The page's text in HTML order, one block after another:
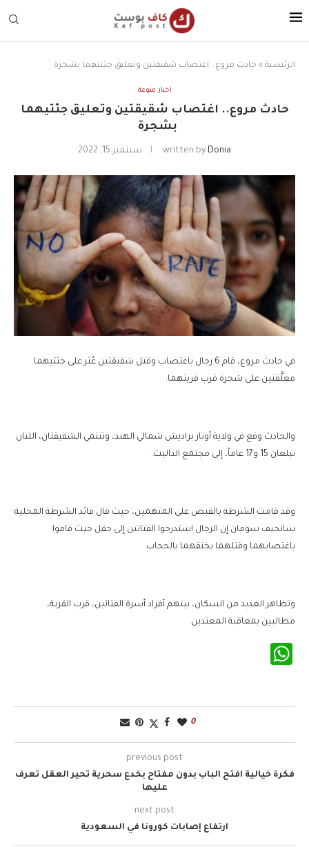
الرئيسية » حادث مروع.. اغتصاب شقيقتين وتعليق جثتيهما بشجرة
اخبار منوعة
حادث مروع.. اغتصاب شقيقتين وتعليق جثتيهما
بشجرة
written by Donia سبتمبر 15, 2022
في حادث مروع، قام 6 رجال باغتصاب وقتل شقيقتين عُثر على جثتيهما
معلَّقتين على شجرة قرب قريتهما.
والحادث وقع في ولاية أوتار براديش شمالي الهند، وتنتمي الشقيقتان، اللتان
تبلغان 15 و17 عاماً، إلى مجتمع الداليت.
وقد قامت الشرطة بالقبض على المتهمين، حيث قال قائد الشرطة المحلية
سانجيف سومان إن الرجال استدرجوا الفتاتين إلى حقل حيث قاموا
باغتصابهما وقتلهما بخنقهما بالحجاب.
وتظاهر العديد من السكان، بينهم أفراد أسرة الفتاتين، قرب القرية،
مطالبين بمعاقبة المعتدين.
0
previous post
فكرة خيالية افتح الباب بدون مفتاح بخدع سحرية تحير العقل تعرف
عليها
next post
ارتفاع إصابات كورونا في السعودية